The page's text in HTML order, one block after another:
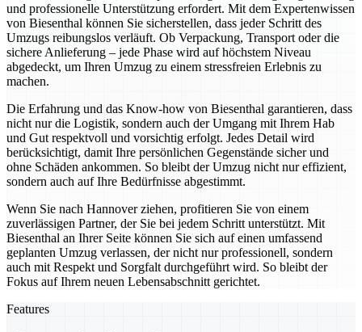
und professionelle Unterstützung erfordert. Mit dem Expertenwissen
von Biesenthal können Sie sicherstellen, dass jeder Schritt des
Umzugs reibungslos verläuft. Ob Verpackung, Transport oder die
sichere Anlieferung – jede Phase wird auf höchstem Niveau
abgedeckt, um Ihren Umzug zu einem stressfreien Erlebnis zu
machen.
Die Erfahrung und das Know-how von Biesenthal garantieren, dass
nicht nur die Logistik, sondern auch der Umgang mit Ihrem Hab
und Gut respektvoll und vorsichtig erfolgt. Jedes Detail wird
berücksichtigt, damit Ihre persönlichen Gegenstände sicher und
ohne Schäden ankommen. So bleibt der Umzug nicht nur effizient,
sondern auch auf Ihre Bedürfnisse abgestimmt.
Wenn Sie nach Hannover ziehen, profitieren Sie von einem
zuverlässigen Partner, der Sie bei jedem Schritt unterstützt. Mit
Biesenthal an Ihrer Seite können Sie sich auf einen umfassend
geplanten Umzug verlassen, der nicht nur professionell, sondern
auch mit Respekt und Sorgfalt durchgeführt wird. So bleibt der
Fokus auf Ihrem neuen Lebensabschnitt gerichtet.
Features